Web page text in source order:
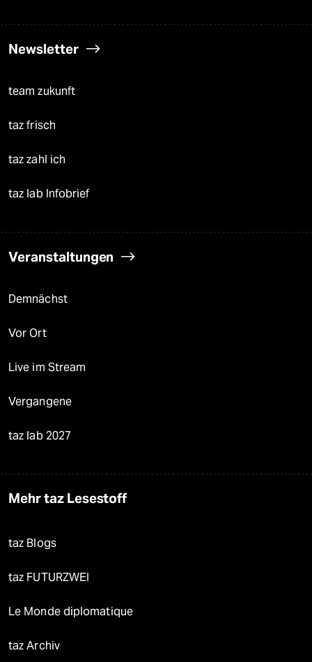
Newsletter
team zukunft
taz frisch
taz zahl ich
taz lab Infobrief
Veranstaltungen
Demnächst
Vor Ort
Live im Stream
Vergangene
taz lab 2027
Mehr taz Lesestoff
taz Blogs
taz FUTURZWEI
Le Monde diplomatique
taz Archiv